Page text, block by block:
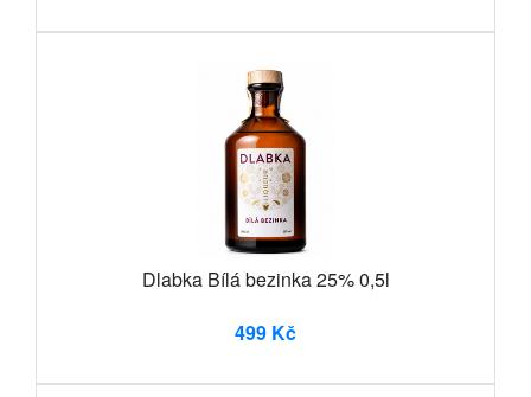
Dlabka Bílá bezinka 25% 0,5l
499 Kč